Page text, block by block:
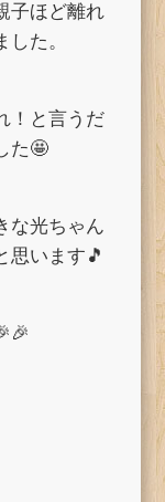
子ほど離れ
た。
！と言うだ
た🤩
な光ちゃん
思います🎵